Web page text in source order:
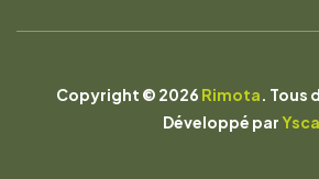
Copyright © 2026 Rimota. Tous
Développé par